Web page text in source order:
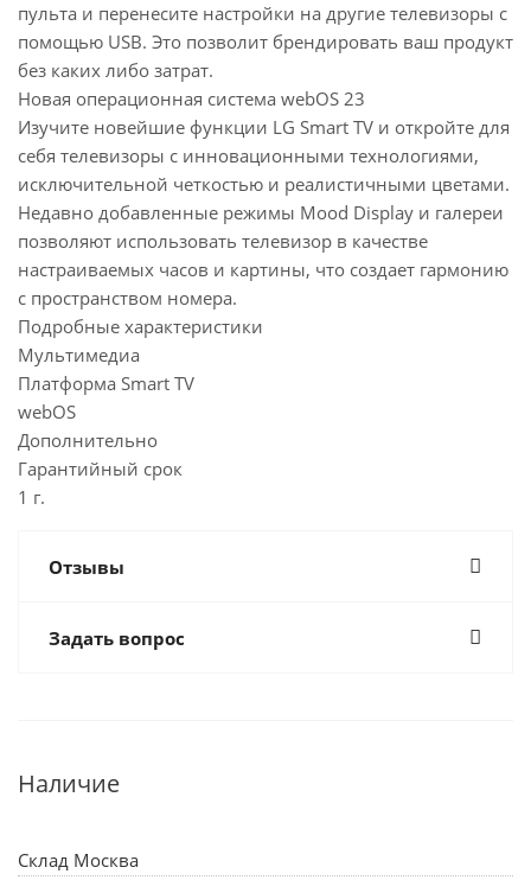
пульта и перенесите настройки на другие телевизоры с
помощью USB. Это позволит брендировать ваш продукт
без каких либо затрат.
Новая операционная система webOS 23
Изучите новейшие функции LG Smart TV и откройте для
себя телевизоры с инновационными технологиями,
исключительной четкостью и реалистичными цветами.
Недавно добавленные режимы Mood Display и галереи
позволяют использовать телевизор в качестве
настраиваемых часов и картины, что создает гармонию
с пространством номера.
Подробные характеристики
Мультимедиа
Платформа Smart TV
webOS
Дополнительно
Гарантийный срок
1 г.
Отзывы
Задать вопрос
Наличие
Склад Москва